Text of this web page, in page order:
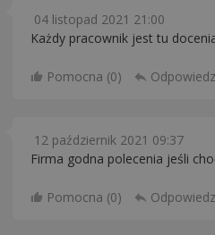
04 listopad 2021 21:00
Każdy pracownik jest tu
Pomocna (0) Odpowiedz
12 październik 2021 09:37
Firma godna polecenia jeśli
Pomocna (0) Odpowiedz